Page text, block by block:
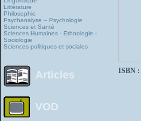
Littérature
Philosophie
Psychanalyse – Psychologie
Sciences et Santé
Sciences Humaines - Ethnologie -
Sociologie
Sciences politiques et sociales
Articles
VOD
ISBN :